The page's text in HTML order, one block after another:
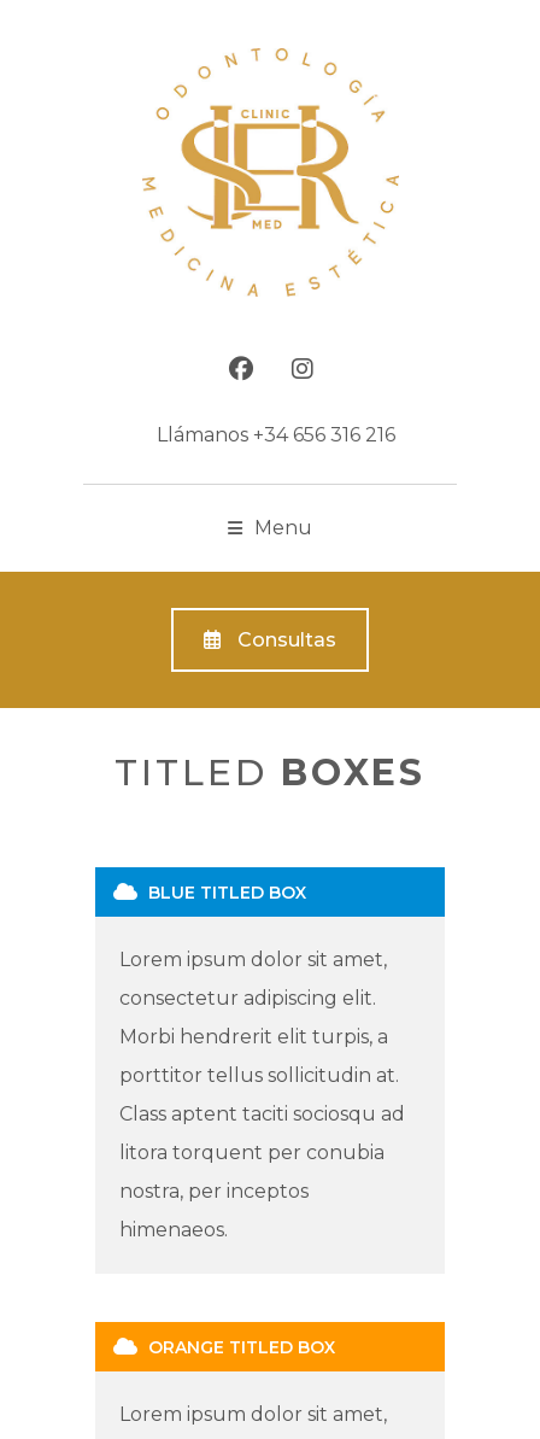
Llámanos +34 656 316 216
Menu
Consultas
TITLED BOXES
BLUE TITLED BOX
Lorem ipsum dolor sit amet,
consectetur adipiscing elit.
Morbi hendrerit elit turpis, a
porttitor tellus sollicitudin at.
Class aptent taciti sociosqu ad
litora torquent per conubia
nostra, per inceptos
himenaeos.
ORANGE TITLED BOX
Lorem ipsum dolor sit amet,